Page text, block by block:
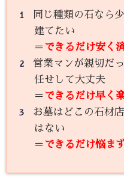
同じ種類の石なら
建てたい
＝ できるだけ安く
営業マンが親切だ
任せして大丈夫
＝ できるだけ早く
お墓はどこの石材
はない
＝ できるだけ悩ま